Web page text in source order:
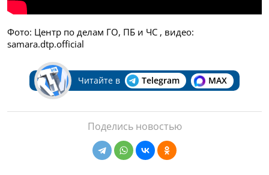
Фото: Центр по делам ГО, ПБ и ЧС , видео:
samara.dtp.official
Читайте в Telegram MAX
Поделись новостью